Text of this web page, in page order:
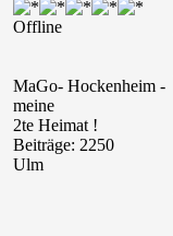
Offline
MaGo- Hockenheim -
meine
2te Heimat !
Beiträge: 2250
Ulm